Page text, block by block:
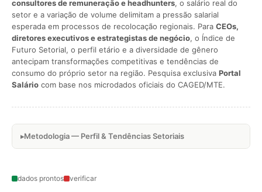
consultores de remuneração e headhunters, o salário real do
setor e a variação de volume delimitam a pressão salarial
esperada em processos de recolocação regionais. Para CEOs,
diretores executivos e estrategistas de negócio, o Índice de
Futuro Setorial, o perfil etário e a diversidade de gênero
antecipam transformações competitivas e tendências de
consumo do próprio setor na região. Pesquisa exclusiva Portal
Salário com base nos microdados oficiais do CAGED/MTE.
Metodologia — Perfil & Tendências Setoriais
dados prontos verificar